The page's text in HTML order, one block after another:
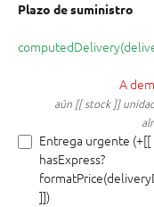
Plazo de suministro
A
aún [[ stock ]]
Entrega urgente
hasExpress?
]])